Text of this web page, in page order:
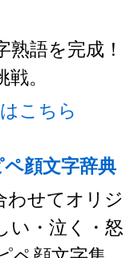
語を完成！
。
こちら
顔文字辞典
わせてオリジ
い・泣く・怒